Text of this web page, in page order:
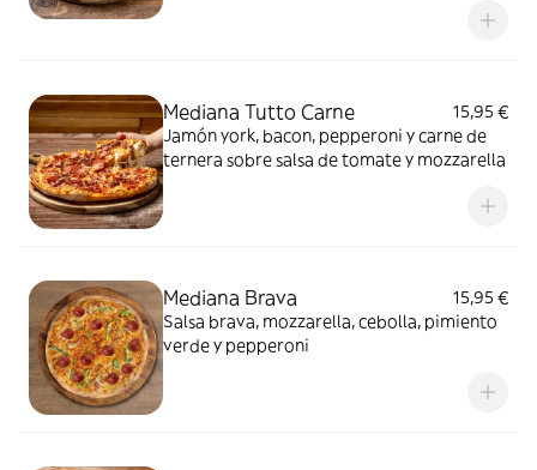
Mediana Tutto Carne
15,95 €
Jamón york, bacon, pepperoni y carne de
ternera sobre salsa de tomate y mozzarella
Mediana Brava
15,95 €
Salsa brava, mozzarella, cebolla, pimiento
verde y pepperoni